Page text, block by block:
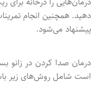
دهید. همچنین انجام
پیشنهاد می‌شود.
درمان صدا کردن در زانو
است شامل روش‌های زیر